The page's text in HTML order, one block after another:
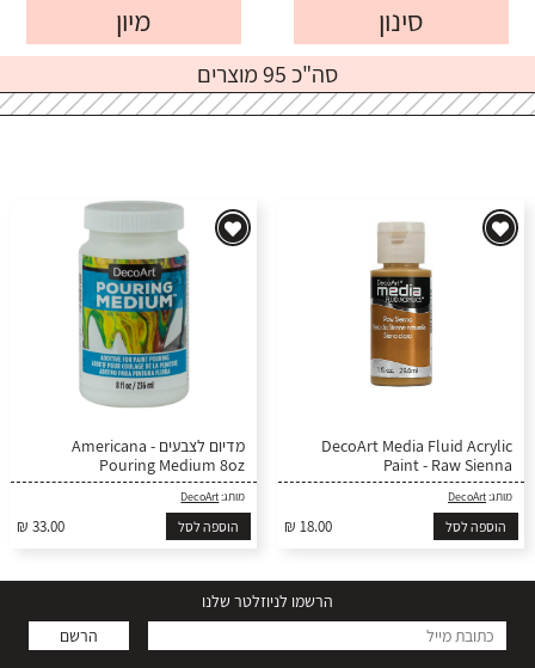
סינון
סה"כ 95 מוצרים
DecoArt Media Fluid Acrylic
Paint - Raw Sienna
מותג:DecoArt
₪ 18.00 הוספה לסל
מדיום לצבעים - Americana
Pouring Medium 8oz
מותג:DecoArt
₪ 33.00 הוספה לסל
הרשמו לניוזלטר שלנו
הרשם